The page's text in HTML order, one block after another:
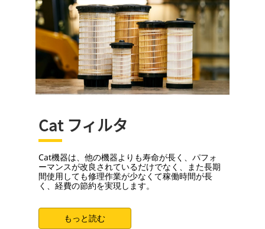
Cat フィルタ
Cat機器は、他の機器よりも寿命が長く、パフォ
ーマンスが改良されているだけでなく、また長期
間使用しても修理作業が少なくて稼働時間が長
く、経費の節約を実現します。
もっと読む